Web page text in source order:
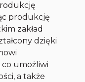
produkcję
zakład
dzięki
umożliwi
a także